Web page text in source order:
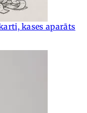
kases aparāts